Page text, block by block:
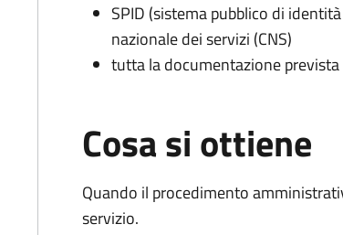
SPID (sistema pubblico di
nazionale dei servizi (CNS)
tutta la documentazione
Cosa si ottiene
Quando il procedimento
servizio.